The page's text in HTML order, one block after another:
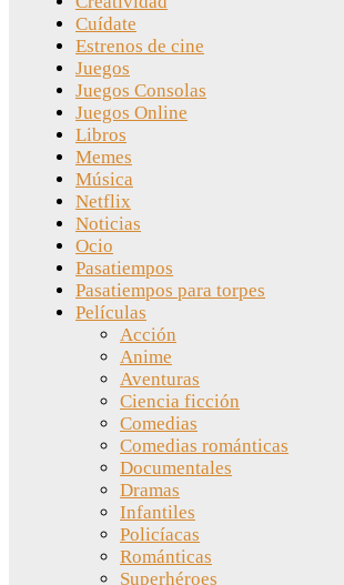
Cuídate
Estrenos de cine
Juegos
Juegos Consolas
Juegos Online
Libros
Memes
Música
Netflix
Noticias
Ocio
Pasatiempos
Pasatiempos para torpes
Películas
Acción
Anime
Aventuras
Ciencia ficción
Comedias
Comedias románticas
Documentales
Dramas
Infantiles
Policíacas
Románticas
Superhéroes